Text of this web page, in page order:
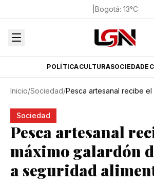
Bogotá: 13°C
POLÍTICACULTURASOCIEDAD
Inicio/Sociedad/
Sociedad
Pesca artesanal
máximo galardón
a seguridad